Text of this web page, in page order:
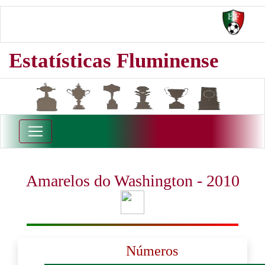
Estatísticas Fluminense
Amarelos do Washington - 2010
Números